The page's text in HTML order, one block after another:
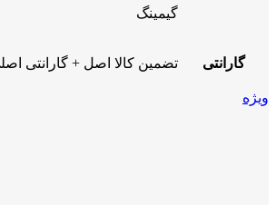
گیمینگ
گارانتی تضمین کالا اصل + گارانتی
ویژه